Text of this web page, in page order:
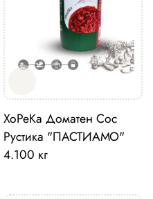
ХоРеКа Доматен Сос
Рустика "ПАСТИАМО"
4.100 кг